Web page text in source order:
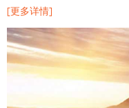
[更多详情]